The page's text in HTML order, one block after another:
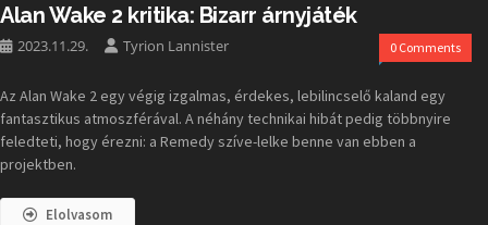
Alan Wake 2 kritika: Bizarr árnyjáték
2023.11.29. Tyrion Lannister 0 Comments
Az Alan Wake 2 egy végig izgalmas, érdekes, lebilincselő kaland egy
fantasztikus atmoszférával. A néhány technikai hibát pedig többnyire
feledteti, hogy érezni: a Remedy szíve-lelke benne van ebben a
projektben.
Elolvasom